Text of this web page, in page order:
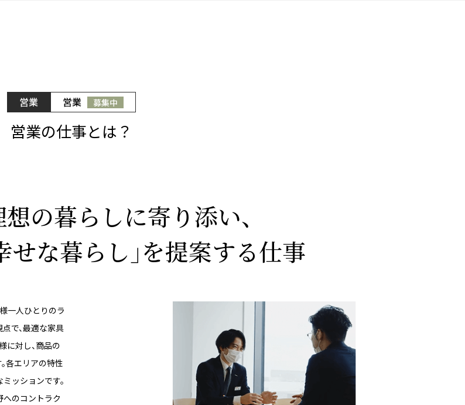
営業 営業 募集中
営業の仕事とは？
の暮らしに寄り添い、
せな暮らし」を提案する仕事
一人ひとりのラ
で、最適な家具
に対し、商品の
各エリアの特性
ッションです。
へのコントラク